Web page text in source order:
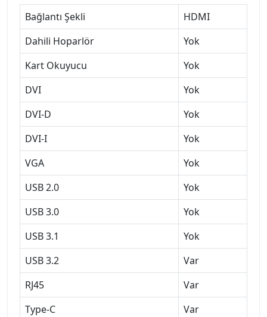
Bağlantı Şekli
HDMI
Dahili Hoparlör
Yok
Kart Okuyucu
Yok
DVI
Yok
DVI-D
Yok
DVI-I
Yok
VGA
Yok
USB 2.0
Yok
USB 3.0
Yok
USB 3.1
Yok
USB 3.2
Var
RJ45
Var
Type-C
Var